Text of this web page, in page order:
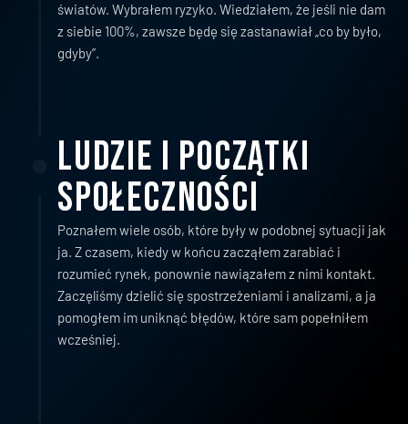
światów. Wybrałem ryzyko. Wiedziałem, że jeśli nie dam
z siebie 100%, zawsze będę się zastanawiał „co by było,
gdyby”.
Ludzie i początki
społeczności
Poznałem wiele osób, które były w podobnej sytuacji jak
ja. Z czasem, kiedy w końcu zacząłem zarabiać i
rozumieć rynek, ponownie nawiązałem z nimi kontakt.
Zaczęliśmy dzielić się spostrzeżeniami i analizami, a ja
pomogłem im uniknąć błędów, które sam popełniłem
wcześniej.